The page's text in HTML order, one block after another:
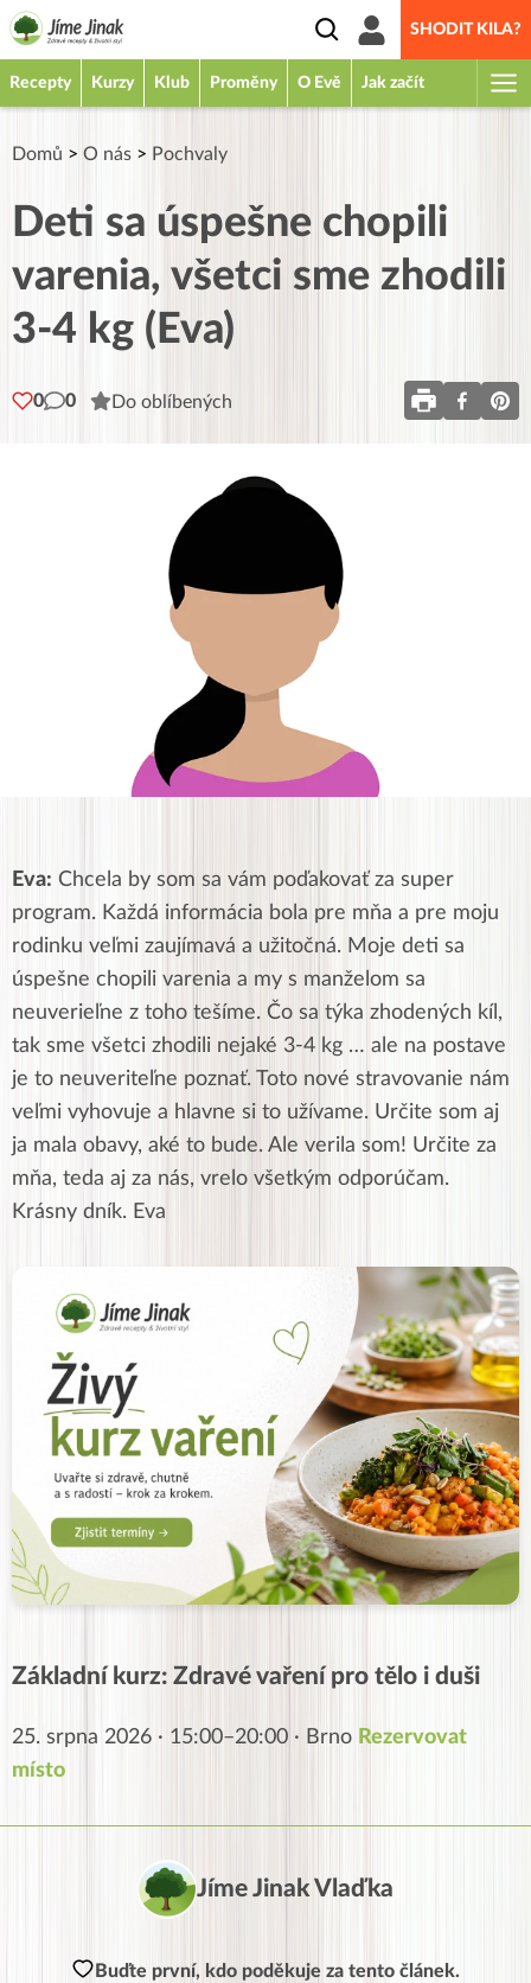
SHODIT KILA?
Recepty Kurzy Klub Proměny O Evě Jak začít
Domů > O nás > Pochvaly
Deti sa úspešne chopili
varenia, všetci sme zhodili
3-4 kg (Eva)
0 0 Do oblíbených
Eva: Chcela by som sa vám poďakovať za super
program. Každá informácia bola pre mňa a pre moju
rodinku veľmi zaujímavá a užitočná. Moje deti sa
úspešne chopili varenia a my s manželom sa
neuverieľne z toho tešíme. Čo sa týka zhodených kíl,
tak sme všetci zhodili nejaké 3-4 kg … ale na postave
je to neuveriteľne poznať. Toto nové stravovanie nám
veľmi vyhovuje a hlavne si to užívame. Určite som aj
ja mala obavy, aké to bude. Ale verila som! Určite za
mňa, teda aj za nás, vrelo všetkým odporúčam.
Krásny dník. Eva
Základní kurz: Zdravé vaření pro tělo i duši
25. srpna 2026 · 15:00–20:00 · Brno Rezervovat
místo
Jíme Jinak Vlaďka
Buďte první, kdo poděkuje za tento článek.